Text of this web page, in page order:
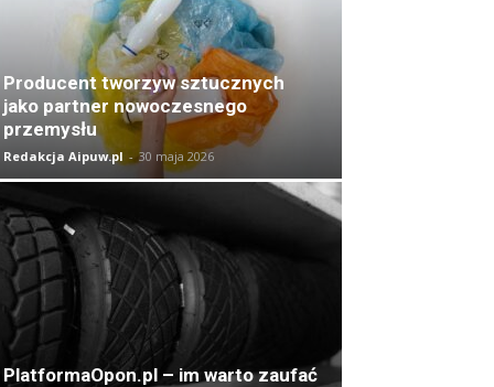
Producent tworzyw sztucznych
jako partner nowoczesnego
przemysłu
Redakcja Aipuw.pl - 30 maja 2026
PlatformaOpon.pl – im warto zaufać